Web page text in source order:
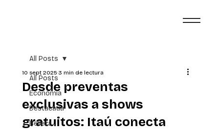
All Posts
Economía
Destacada
Belleza
All Posts
Desde preventas
exclusivas a shows
gratuitos: Itaú conecta
10 sept 20253 min de lectura